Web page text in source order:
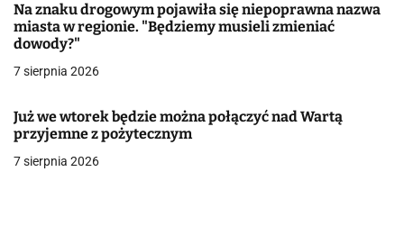
a
w
i
s
Na znaku drogowym pojawiła się niepoprawna nazwa
miasta w regionie. "Będziemy musieli zmieniać
dowody?"
7 sierpnia 2026
Już we wtorek będzie można połączyć nad Wartą
przyjemne z pożytecznym
7 sierpnia 2026